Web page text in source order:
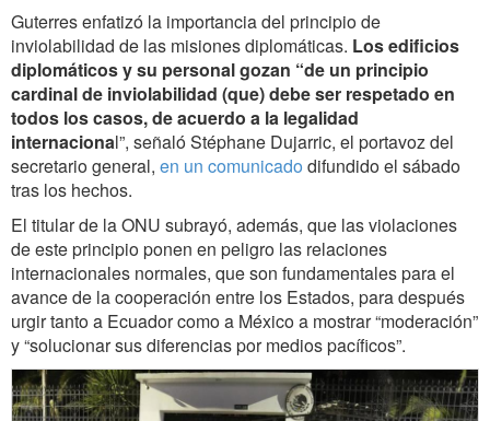
Guterres enfatizó la importancia del principio de
inviolabilidad de las misiones diplomáticas. Los edificios
diplomáticos y su personal gozan “de un principio
cardinal de inviolabilidad (que) debe ser respetado en
todos los casos, de acuerdo a la legalidad
internacional”, señaló Stéphane Dujarric, el portavoz del
secretario general, en un comunicado difundido el sábado
tras los hechos.
El titular de la ONU subrayó, además, que las violaciones
de este principio ponen en peligro las relaciones
internacionales normales, que son fundamentales para el
avance de la cooperación entre los Estados, para después
urgir tanto a Ecuador como a México a mostrar “moderación”
y “solucionar sus diferencias por medios pacíficos”.